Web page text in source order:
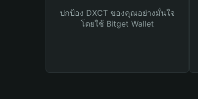
ปกป้อง DXCT ของคุณอย่างมั่นใจ
โดยใช้ Bitget Wallet